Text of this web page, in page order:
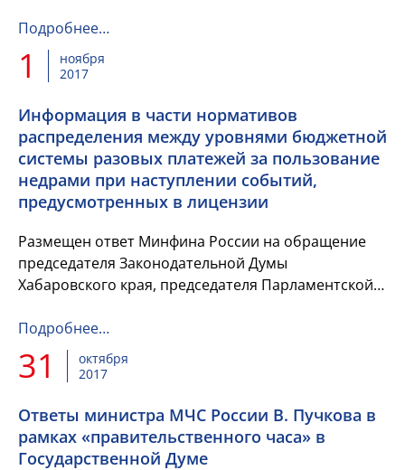
Подробнее…
1
ноября
2017
Информация в части нормативов
распределения между уровнями бюджетной
системы разовых платежей за пользование
недрами при наступлении событий,
предусмотренных в лицензии
Размещен ответ Минфина России на обращение
председателя Законодательной Думы
Хабаровского края, председателя Парламентской
Луговского.
Подробнее…
31
октября
2017
Ответы министра МЧС России В. Пучкова в
рамках «правительственного часа» в
Государственной Думе